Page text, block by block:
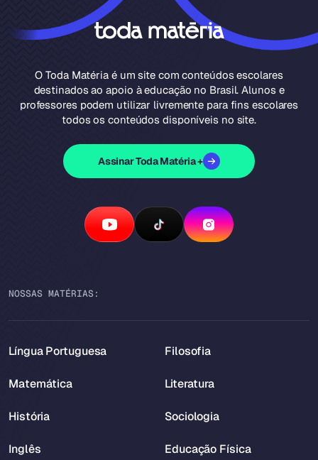
O Toda Matéria é um site com conteúdos escolares
destinados ao apoio à educação no Brasil. Alunos e
professores podem utilizar livremente para fins escolares
todos os conteúdos disponíveis no site.
Assinar Toda Matéria +
NOSSAS MATÉRIAS:
Língua Portuguesa
Matemática
História
Inglês
Filosofia
Literatura
Sociologia
Educação Física